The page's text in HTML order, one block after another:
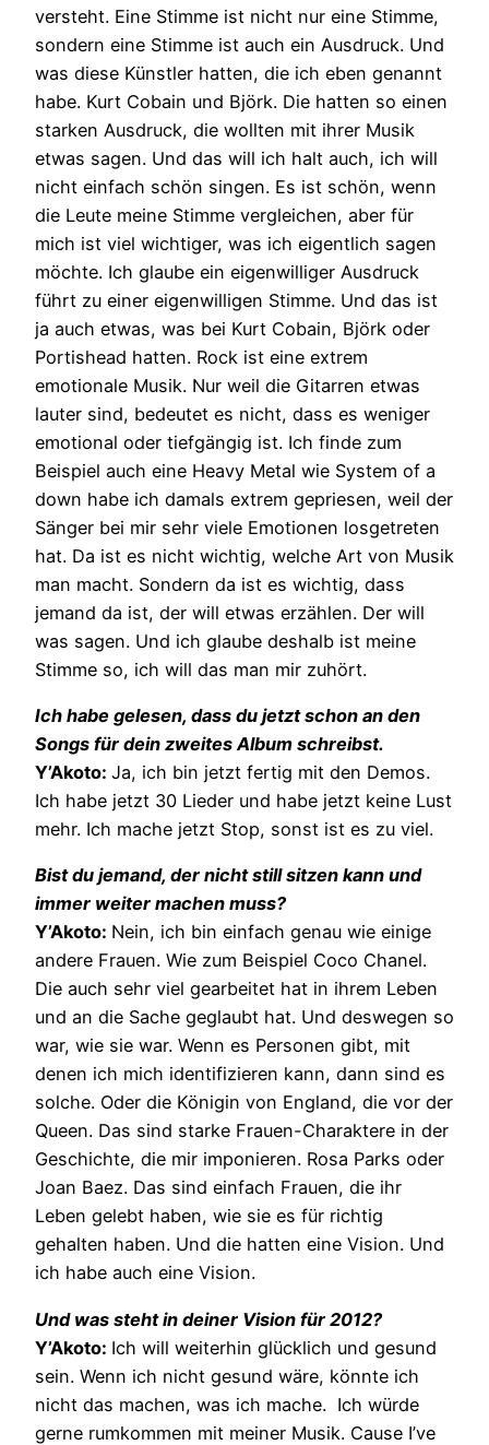
versteht. Eine Stimme ist nicht nur eine Stimme,
sondern eine Stimme ist auch ein Ausdruck. Und
was diese Künstler hatten, die ich eben genannt
habe. Kurt Cobain und Björk. Die hatten so einen
starken Ausdruck, die wollten mit ihrer Musik
etwas sagen. Und das will ich halt auch, ich will
nicht einfach schön singen. Es ist schön, wenn
die Leute meine Stimme vergleichen, aber für
mich ist viel wichtiger, was ich eigentlich sagen
möchte. Ich glaube ein eigenwilliger Ausdruck
führt zu einer eigenwilligen Stimme. Und das ist
ja auch etwas, was bei Kurt Cobain, Björk oder
Portishead hatten. Rock ist eine extrem
emotionale Musik. Nur weil die Gitarren etwas
lauter sind, bedeutet es nicht, dass es weniger
emotional oder tiefgängig ist. Ich finde zum
Beispiel auch eine Heavy Metal wie System of a
down habe ich damals extrem gepriesen, weil der
Sänger bei mir sehr viele Emotionen losgetreten
hat. Da ist es nicht wichtig, welche Art von Musik
man macht. Sondern da ist es wichtig, dass
jemand da ist, der will etwas erzählen. Der will
was sagen. Und ich glaube deshalb ist meine
Stimme so, ich will das man mir zuhört.
Ich habe gelesen, dass du jetzt schon an den
Songs für dein zweites Album schreibst.
Y’Akoto: Ja, ich bin jetzt fertig mit den Demos.
Ich habe jetzt 30 Lieder und habe jetzt keine Lust
mehr. Ich mache jetzt Stop, sonst ist es zu viel.
Bist du jemand, der nicht still sitzen kann und
immer weiter machen muss?
Y’Akoto: Nein, ich bin einfach genau wie einige
andere Frauen. Wie zum Beispiel Coco Chanel.
Die auch sehr viel gearbeitet hat in ihrem Leben
und an die Sache geglaubt hat. Und deswegen so
war, wie sie war. Wenn es Personen gibt, mit
denen ich mich identifizieren kann, dann sind es
solche. Oder die Königin von England, die vor der
Queen. Das sind starke Frauen-Charaktere in der
Geschichte, die mir imponieren. Rosa Parks oder
Joan Baez. Das sind einfach Frauen, die ihr
Leben gelebt haben, wie sie es für richtig
gehalten haben. Und die hatten eine Vision. Und
ich habe auch eine Vision.
Und was steht in deiner Vision für 2012?
Y’Akoto: Ich will weiterhin glücklich und gesund
sein. Wenn ich nicht gesund wäre, könnte ich
nicht das machen, was ich mache. Ich würde
gerne rumkommen mit meiner Musik. Cause I’ve